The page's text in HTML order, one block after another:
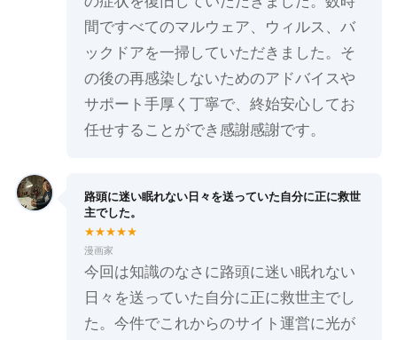
間ですべてのマルウェア、ウィルス、バ
ックドアを一掃していただきました。そ
の後の再感染しないためのアドバイスや
サポート手厚く丁寧で、終始安心してお
任せすることができ感謝感謝です。
路頭に迷い眠れない日々を送っていた自分に正に救世
主でした。
★★★★★
漫画家
今回は知識のなさに路頭に迷い眠れない
日々を送っていた自分に正に救世主でし
た。今件でこれからのサイト運営に光が